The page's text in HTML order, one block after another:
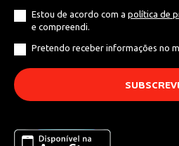
Estou de acordo com a política de
e compreendi.
Pretendo receber informações no